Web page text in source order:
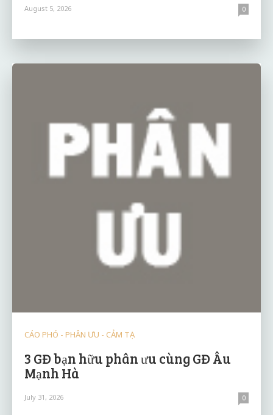
August 5, 2026 0
CÁO PHÓ - PHÂN ƯU - CẢM TẠ
3 GĐ bạn hữu phân ưu cùng GĐ Âu
Mạnh Hà
July 31, 2026 0